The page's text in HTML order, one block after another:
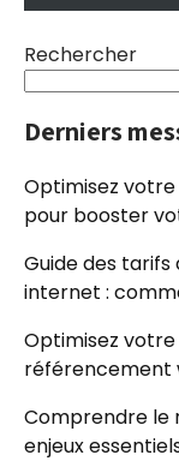
Rechercher
Derniers
Optimisez
pour booster
Guide des
internet :
Optimisez
référencement
Comprendre le
enjeux